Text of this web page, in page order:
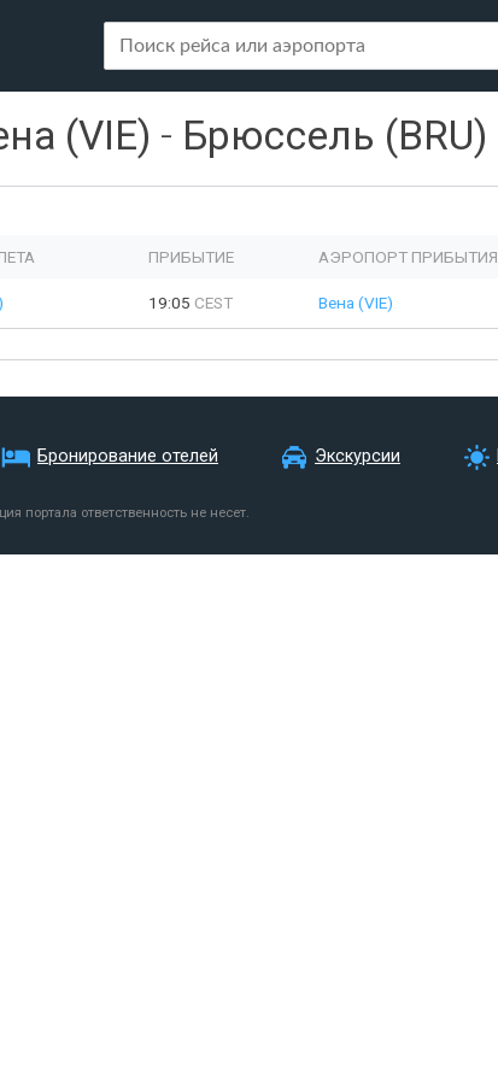
(VIE) - Брюссель (BRU)
ПРИБЫТИЕ АЭРОПОРТ ПРИБЫТИЯ
19:05 CEST Вена (VIE)
Бронирование отелей Экскурсии
портала ответственность не несет.